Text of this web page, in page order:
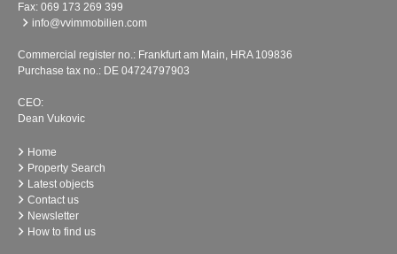
Fax: 069 173 269 399
info@vvimmobilien.com
Commercial register no.: Frankfurt am Main, HRA 109836
Purchase tax no.: DE 04724797903
CEO:
Dean Vukovic
Home
Property Search
Latest objects
Contact us
Newsletter
How to find us